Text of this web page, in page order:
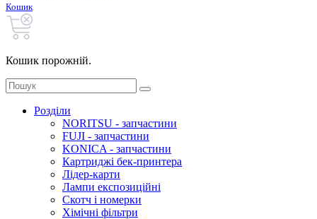
Кошик
Кошик порожній.
Розділи
NORITSU - запчастини
FUJI - запчастини
KONICA - запчастини
Картриджі бек-принтера
Лідер-карти
Лампи експозиційні
Скотч і номерки
Хімічні фільтри